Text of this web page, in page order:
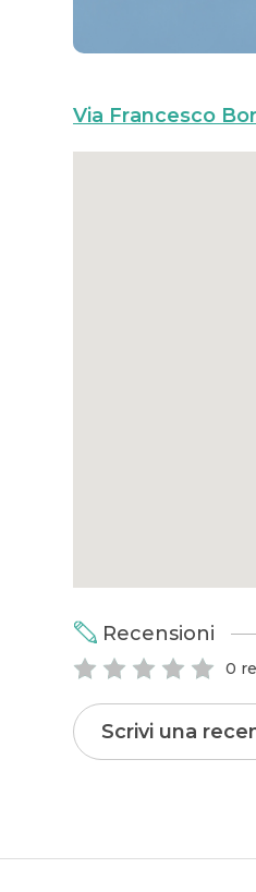
Via Francesco
Recensioni
0
Scrivi una